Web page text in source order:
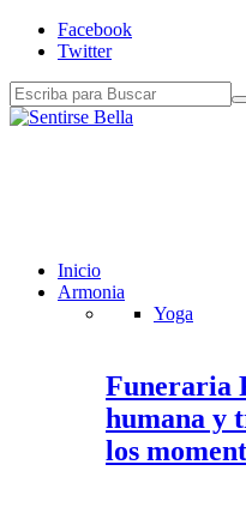
Facebook
Twitter
Inicio
Armonia
Yoga
Funeraria
humana y
los